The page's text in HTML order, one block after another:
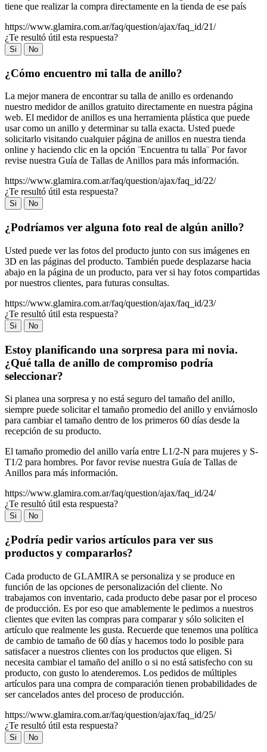
tiene que realizar la compra directamente en la tienda de ese país
https://www.glamira.com.ar/faq/question/ajax/faq_id/21/
¿Te resultó útil esta respuesta?
Si No
¿Cómo encuentro mi talla de anillo?
La mejor manera de encontrar su talla de anillo es ordenando
nuestro medidor de anillos gratuito directamente en nuestra página
web. El medidor de anillos es una herramienta plástica que puede
usar como un anillo y determinar su talla exacta. Usted puede
solicitarlo visitando cualquier página de anillos en nuestra tienda
online y haciendo clic en la opción ¨Encuentra tu talla¨ Por favor
revise nuestra Guía de Tallas de Anillos para más información.
https://www.glamira.com.ar/faq/question/ajax/faq_id/22/
¿Te resultó útil esta respuesta?
Si No
¿Podríamos ver alguna foto real de algún anillo?
Usted puede ver las fotos del producto junto con sus imágenes en
3D en las páginas del producto. También puede desplazarse hacia
abajo en la página de un producto, para ver si hay fotos compartidas
por nuestros clientes, para futuras consultas.
https://www.glamira.com.ar/faq/question/ajax/faq_id/23/
¿Te resultó útil esta respuesta?
Si No
Estoy planificando una sorpresa para mi novia.
¿Qué talla de anillo de compromiso podría
seleccionar?
Si planea una sorpresa y no está seguro del tamaño del anillo,
siempre puede solicitar el tamaño promedio del anillo y enviárnoslo
para cambiar el tamaño dentro de los primeros 60 días desde la
recepción de su producto.
El tamaño promedio del anillo varía entre L1/2-N para mujeres y S-
T1/2 para hombres. Por favor revise nuestra Guía de Tallas de
Anillos para más información.
https://www.glamira.com.ar/faq/question/ajax/faq_id/24/
¿Te resultó útil esta respuesta?
Si No
¿Podría pedir varios artículos para ver sus
productos y compararlos?
Cada producto de GLAMIRA se personaliza y se produce en
función de las opciones de personalización del cliente. No
trabajamos con inventario, cada producto debe pasar por el proceso
de producción. Es por eso que amablemente le pedimos a nuestros
clientes que eviten las compras para comparar y sólo soliciten el
artículo que realmente les gusta. Recuerde que tenemos una política
de cambio de tamaño de 60 días y hacemos todo lo posible para
satisfacer a nuestros clientes con los productos que eligen. Si
necesita cambiar el tamaño del anillo o si no está satisfecho con su
producto, con gusto lo atenderemos. Los pedidos de múltiples
artículos para una compra de comparación tienen probabilidades de
ser cancelados antes del proceso de producción.
https://www.glamira.com.ar/faq/question/ajax/faq_id/25/
¿Te resultó útil esta respuesta?
Si No